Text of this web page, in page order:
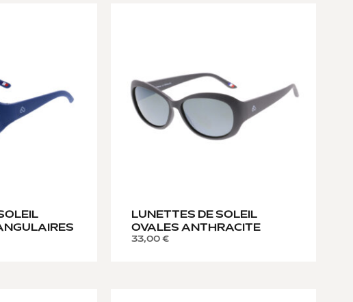
LUNETTES DE SOLEIL
OVALES ANTHRACITE
33,00 €